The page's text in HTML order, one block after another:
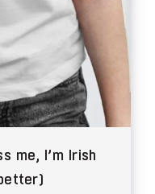
me, I’m Irish